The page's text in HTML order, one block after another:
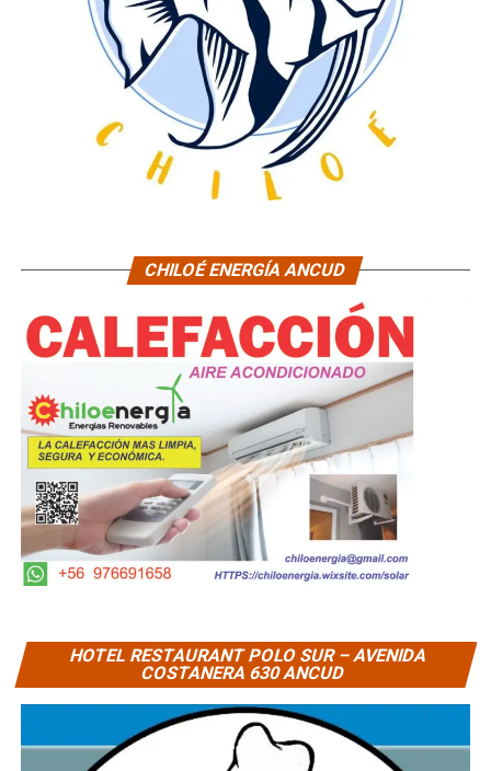
CHILOÉ ENERGÍA ANCUD
HOTEL RESTAURANT POLO SUR – AVENIDA
COSTANERA 630 ANCUD